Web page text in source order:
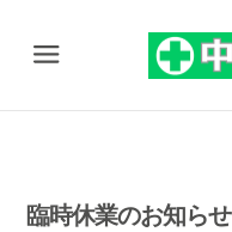
Menu
臨時休業のお知らせ